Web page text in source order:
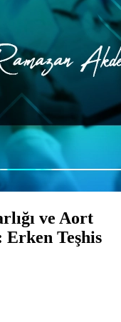
ve Aort
Erken Teşhis